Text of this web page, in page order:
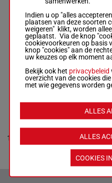
Box: 7 -
54.5 kg
3p 1p (21) 7p 11p 1p
(20) 2p 2p 2p 2p 10p
kg
TOZZETTI
Zietsman Oosthuizen
Box: 1 -R/5 -54.5 kg
7p 1p (21) 10p 4p 9p
R/5kg
10
OVER TWO YOU
Cheyne G.-Barend
4p 7p (21) 1p 5p 6p
R/5 kg
Indien u op "alles
plaatsen van deze soorten
weigeren" klikt, worden
geplaatst. Via de knop
cookievoorkeuren op basis
knop "cookies" aan de
uw keuzes op elk moment
Bekijk ook het privacybeleid
overzicht van de cookies
met wie gegevens worden
ALLES
ALLES
COOKIES